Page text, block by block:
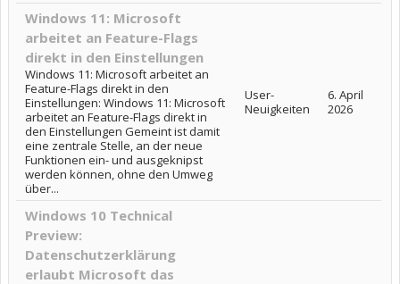
Windows 11: Microsoft
arbeitet an Feature-Flags
direkt in den Einstellungen
Windows 11: Microsoft arbeitet an
Feature-Flags direkt in den
Einstellungen: Windows 11: Microsoft
arbeitet an Feature-Flags direkt in
den Einstellungen Gemeint ist damit
eine zentrale Stelle, an der neue
Funktionen ein- und ausgeknipst
werden können, ohne den Umweg
über...
User-
Neuigkeiten
6. April
2026
Windows 10 Technical
Preview:
Datenschutzerklärung
erlaubt Microsoft das